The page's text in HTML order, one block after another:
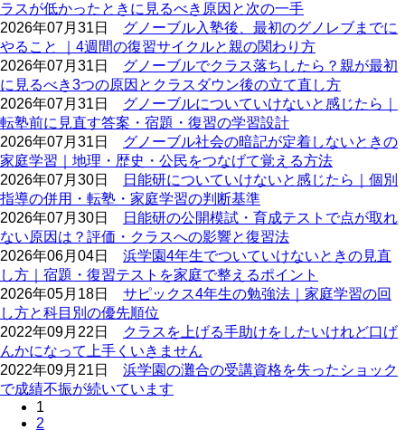
ラスが低かったときに見るべき原因と次の一手
2026年07月31日 グノーブル入塾後、最初のグノレブまでに
やること ｜4週間の復習サイクルと親の関わり方
2026年07月31日 グノーブルでクラス落ちしたら？親が最初
に見るべき3つの原因とクラスダウン後の立て直し方
2026年07月31日 グノーブルについていけないと感じたら｜
転塾前に見直す答案・宿題・復習の学習設計
2026年07月31日 グノーブル社会の暗記が定着しないときの
家庭学習｜地理・歴史・公民をつなげて覚える方法
2026年07月30日
日能研についていけないと感じたら｜個別
指導の併用・転塾・家庭学習の判断基準
2026年07月30日
日能研の公開模試・育成テストで点が取れ
ない原因は？評価・クラスへの影響と復習法
2026年06月04日 浜学園4年生でついていけないときの見直
し方｜宿題・復習テストを家庭で整えるポイント
2026年05月18日 サピックス4年生の勉強法｜家庭学習の回
し方と科目別の優先順位
2022年09月22日
クラスを上げる手助けをしたいけれど口げ
んかになって上手くいきません
2022年09月21日 浜学園の灘合の受講資格を失ったショック
で成績不振が続いています
1
2